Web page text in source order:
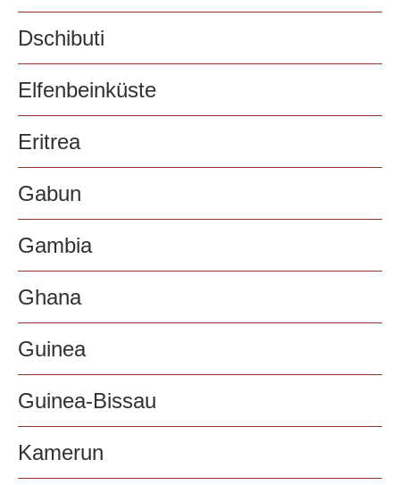
Dschibuti
Elfenbeinküste
Eritrea
Gabun
Gambia
Ghana
Guinea
Guinea-Bissau
Kamerun